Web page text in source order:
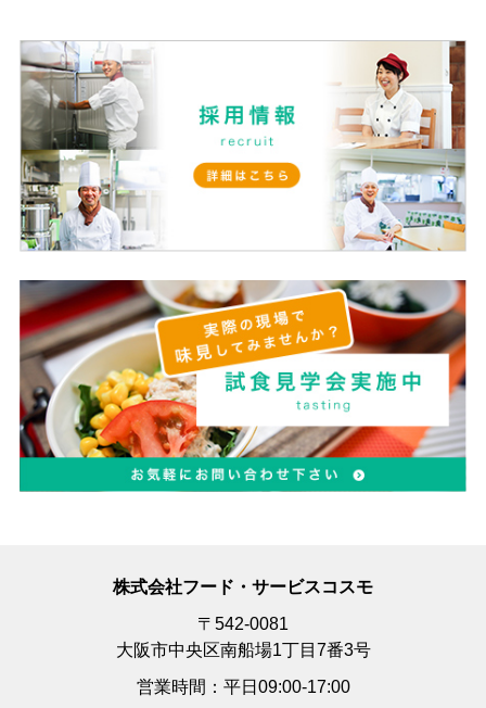
株式会社フード・サービスコスモ
〒542-0081
大阪市中央区南船場1丁目7番3号
営業時間：平日09:00-17:00